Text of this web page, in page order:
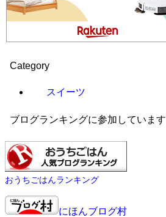
Category
スイーツ
ブログランキングに参加しています
おうちごはんランキング
にほんブログ村